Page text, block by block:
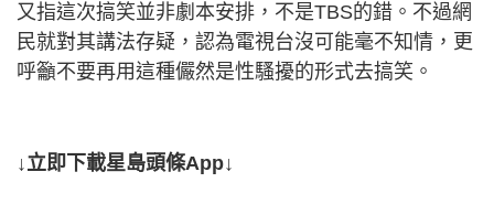
又指這次搞笑並非劇本安排，不是TBS的錯。不過網
民就對其講法存疑，認為電視台沒可能毫不知情，更
呼籲不要再用這種儼然是性騷擾的形式去搞笑。
↓立即下載星島頭條App↓